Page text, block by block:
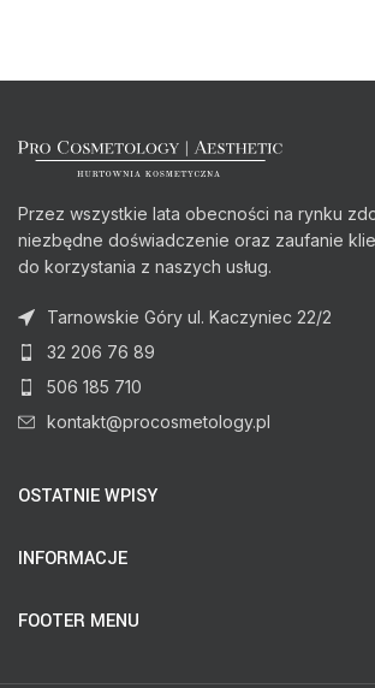
Przez wszystkie lata obecności na rynku
niezbędne doświadczenie oraz zaufanie
do korzystania z naszych usług.
Tarnowskie Góry ul. Kaczyniec 22/2
32 206 76 89
506 185 710
kontakt@procosmetology.pl
OSTATNIE WPISY
INFORMACJE
FOOTER MENU